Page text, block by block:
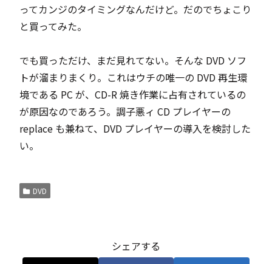
ってカンジのタイミングなんだけど。だのでちょこり
と買ってみた。
でも買っただけ、まだ見れてない。そんな DVD ソフ
トが溜まりまくり。これはウチの唯一の DVD 再生環
境である PC が、CD-R 焼き作業に占有されているの
が原因なのであろう。調子悪ィ CD プレイヤーの
replace も兼ねて、DVD プレイヤーの導入を検討した
い。
DVD
シェアする